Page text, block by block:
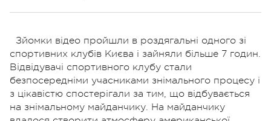
Зйомки відео пройшли в роздягальні одного зі
спортивних клубів Києва і зайняли більше 7 годин.
Відвідувачі спортивного клубу стали
безпосередніми учасниками знімального процесу і
з цікавістю спостерігали за тим, що відбувається
на знімальному майданчику. На майданчику